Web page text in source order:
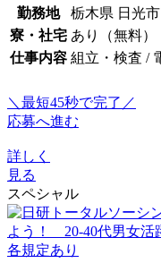
勤務地
栃木県 日光市
寮・社宅 あり（無料）
仕事内容 組立・検査 /
＼最短45秒で完了／
応募へ進む
詳しく
見る
スペシャル